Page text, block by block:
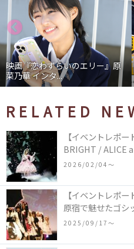
映画『恋わずらいのエリー』原
菜乃華 インタ...
RELATED
【イベントレポ
BRIGHT / ALICE
COLLECTION in
2026/02/04〜
【イベントレポ
原宿で魅せたゴシ
2025/09/17〜